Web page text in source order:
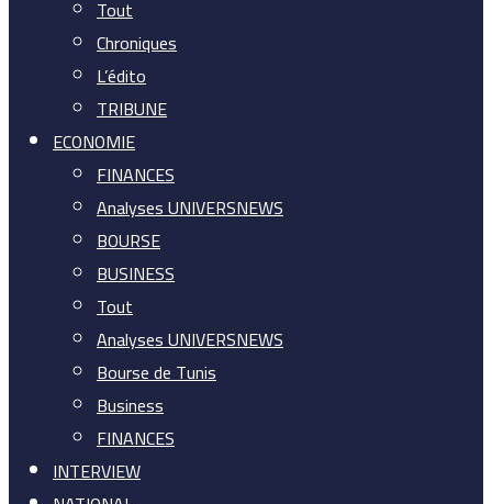
Tout
Chroniques
L’édito
TRIBUNE
ECONOMIE
FINANCES
Analyses UNIVERSNEWS
BOURSE
BUSINESS
Tout
Analyses UNIVERSNEWS
Bourse de Tunis
Business
FINANCES
INTERVIEW